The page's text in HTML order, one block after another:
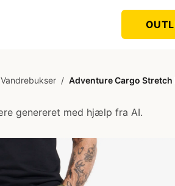
/ Adventure Cargo Stretch
genereret med hjælp fra AI.